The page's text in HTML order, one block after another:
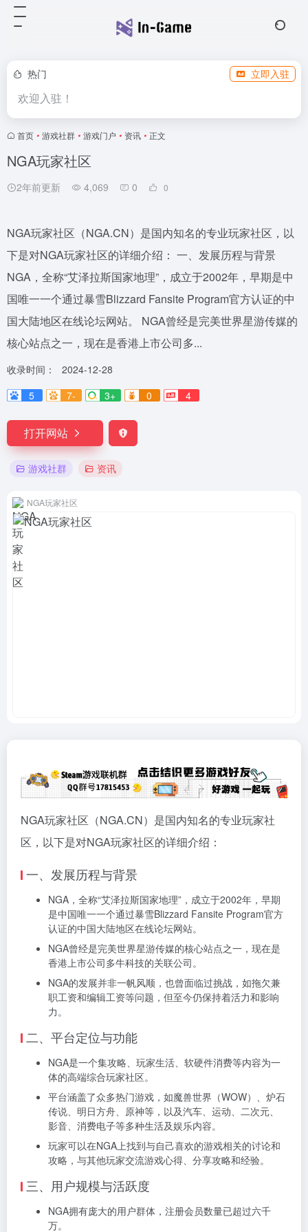
热门 立即入驻
欢迎入驻！
首页 • 游戏社群 • 游戏门户 • 资讯 • 正文
NGA玩家社区
2年前更新 4,069 0 0
NGA玩家社区（NGA.CN）是国内知名的专业玩家社区，以
下是对NGA玩家社区的详细介绍： 一、发展历程与背景
NGA，全称“艾泽拉斯国家地理”，成立于2002年，早期是中
国唯一一个通过暴雪Blizzard Fansite Program官方认证的中
国大陆地区在线论坛网站。 NGA曾经是完美世界星游传媒的
核心站点之一，现在是香港上市公司多...
收录时间：
2024-12-28
5
7- 3+ 0 4
打开网站
游戏社群 资讯
NGA玩家社区
NGA玩家社区（NGA.CN）是国内知名的专业玩家社
区，以下是对NGA玩家社区的详细介绍：
一、发展历程与背景
NGA，全称“艾泽拉斯国家地理”，成立于2002年，早期
是中国唯一一个通过暴雪Blizzard Fansite Program官方
认证的中国大陆地区在线论坛网站。
NGA曾经是完美世界星游传媒的核心站点之一，现在是
香港上市公司多牛科技的关联公司。
NGA的发展并非一帆风顺，也曾面临过挑战，如拖欠兼
职工资和编辑工资等问题，但至今仍保持着活力和影响
力。
二、平台定位与功能
NGA是一个集攻略、玩家生活、软硬件消费等内容为一
体的高端综合玩家社区。
平台涵盖了众多热门游戏，如魔兽世界（WOW）、炉石
传说、明日方舟、原神等，以及汽车、运动、二次元、
影音、消费电子等多种生活及娱乐内容。
玩家可以在NGA上找到与自己喜欢的游戏相关的讨论和
攻略，与其他玩家交流游戏心得、分享攻略和经验。
三、用户规模与活跃度
NGA拥有庞大的用户群体，注册会员数量已超过六千
万。